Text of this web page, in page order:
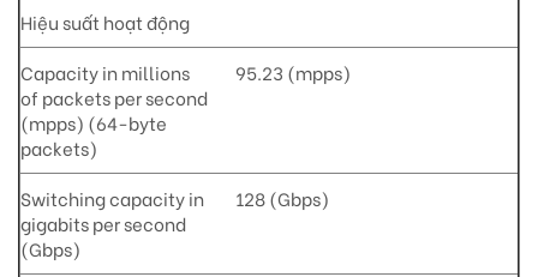
Hiệu suất hoạt động
Capacity in millions
of packets per second
(mpps) (64-byte
packets)
95.23 (mpps)
Switching capacity in
gigabits per second
(Gbps)
128 (Gbps)